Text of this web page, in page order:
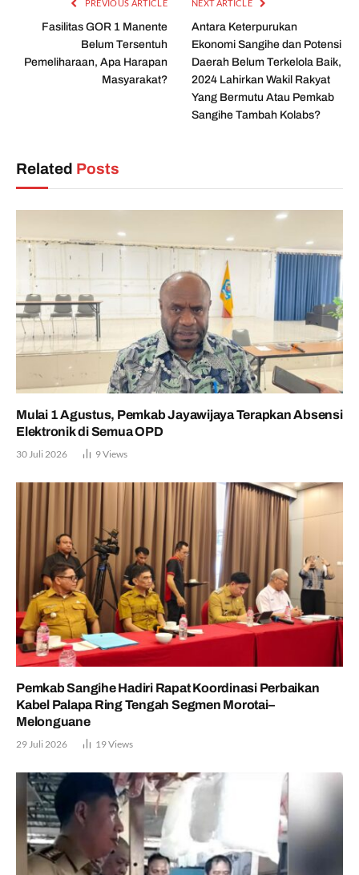
PREVIOUS ARTICLE
Fasilitas GOR 1 Manente
Belum Tersentuh
Pemeliharaan, Apa Harapan
Masyarakat?
NEXT ARTICLE
Antara Keterpurukan
Ekonomi Sangihe dan Potensi
Daerah Belum Terkelola Baik,
2024 Lahirkan Wakil Rakyat
Yang Bermutu Atau Pemkab
Sangihe Tambah Kolabs?
Related Posts
Mulai 1 Agustus, Pemkab Jayawijaya Terapkan Absensi
Elektronik di Semua OPD
30 Juli 2026 9Views
Pemkab Sangihe Hadiri Rapat Koordinasi Perbaikan
Kabel Palapa Ring Tengah Segmen Morotai–
Melonguane
29 Juli 2026 19Views